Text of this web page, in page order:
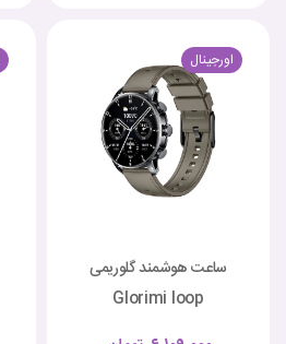
اورجینال
ساعت هوشمند گلوریمی
Glorimi loop